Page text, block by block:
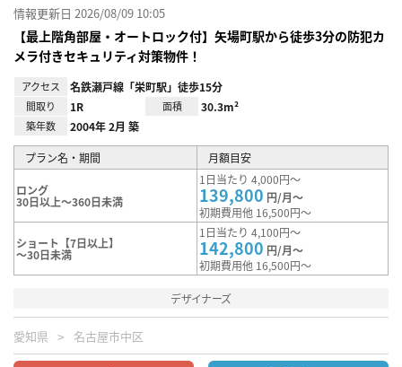
情報更新日 2026/08/09 10:05
【最上階角部屋・オートロック付】矢場町駅から徒歩3分の防犯カ
メラ付きセキュリティ対策物件！
アクセス 名鉄瀬戸線「栄町駅」徒歩15分
間取り 1R 面積 30.3m²
築年数 2004年 2月 築
プラン名・期間 月額目安
ロング
30日以上～360日未満
1日当たり 4,000円～
139,800 円/月～
初期費用他 16,500円～
ショート【7日以上】
～30日未満
1日当たり 4,100円～
142,800 円/月～
初期費用他 16,500円～
デザイナーズ
愛知県 名古屋市中区